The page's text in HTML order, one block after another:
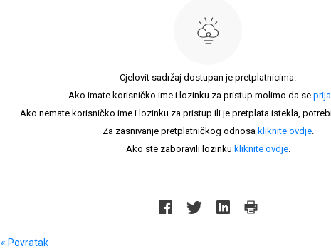
Cjelovit sadržaj dostupan je pretplatnicima.
Ako imate korisničko ime i lozinku za pristup molimo da se
Ako nemate korisničko ime i lozinku za pristup ili je pretplata istekla,
Za zasnivanje pretplatničkog odnosa kliknite ovdje.
Ako ste zaboravili lozinku kliknite ovdje.
« Povratak